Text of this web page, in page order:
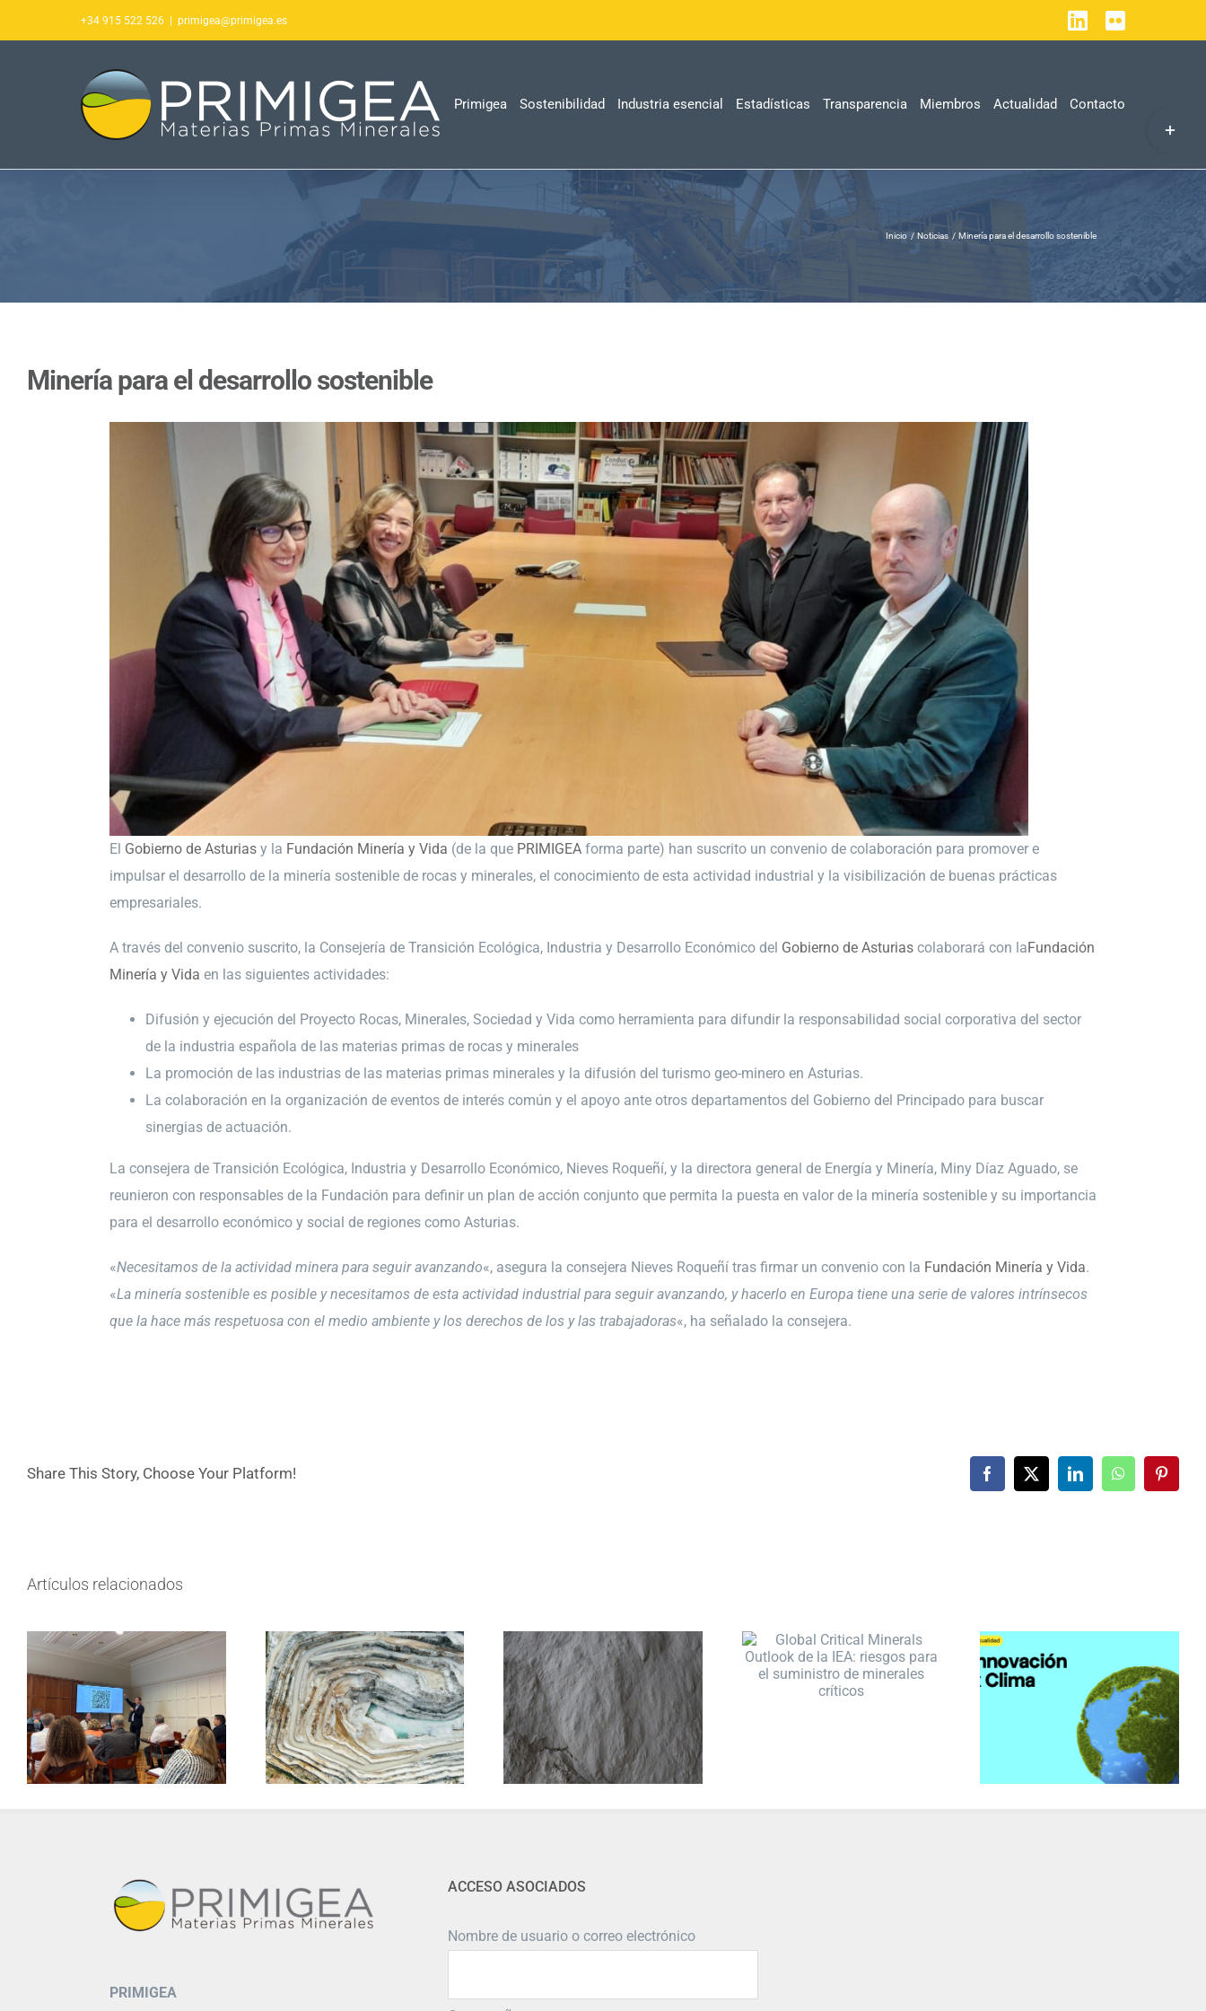
al
+34 915 522 526 | primigea@primigea.es LinkedIn
Flickr
Primigea Sostenibilidad Industria esencial Estadísticas Transparencia Miembros Actualidad Contacto
Inicio Noticias Minería para el desarrollo sostenible
Minería para el desarrollo sostenible
El Gobierno de Asturiasy la Fundación Minería y Vida (de la que PRIMIGEAforma parte) han suscrito un convenio de colaboración para promover e
impulsar el desarrollo de la minería sostenible de rocas y minerales, el conocimiento de esta actividad industrial y la visibilización de buenas prácticas
empresariales.
A través del convenio suscrito, la Consejería de Transición Ecológica, Industria y Desarrollo Económico del Gobierno de Asturiascolaborará con laFundación
Minería y Vida en las siguientes actividades:
Difusión y ejecución del Proyecto Rocas, Minerales, Sociedad y Vida como herramienta para difundir la responsabilidad social corporativa del sector
de la industria española de las materias primas de rocas y minerales
La promoción de las industrias de las materias primas minerales y la difusión del turismo geo-minero en Asturias.
La colaboración en la organización de eventos de interés común y el apoyo ante otros departamentos del Gobierno del Principado para buscar
sinergias de actuación.
La consejera de Transición Ecológica, Industria y Desarrollo Económico, Nieves Roqueñí, y la directora general de Energía y Minería, Miny Díaz Aguado, se
reunieron con responsables de la Fundación para definir un plan de acción conjunto que permita la puesta en valor de la minería sostenible y su importancia
para el desarrollo económico y social de regiones como Asturias.
«Necesitamos de la actividad minera para seguir avanzando«, asegura la consejera Nieves Roqueñí tras firmar un convenio con la Fundación Minería y Vida.
«La minería sostenible es posible y necesitamos de esta actividad industrial para seguir avanzando, y hacerlo en Europa tiene una serie de valores intrínsecos
que la hace más respetuosa con el medio ambiente y los derechos de los y las trabajadoras«, ha señalado la consejera.
Share This Story, Choose Your Platform! Facebook
X LinkedInWhatsApp
Artículos relacionados
PRIMIGEA
ACCESO ASOCIADOS
Nombre de usuario o correo electrónico
Bar